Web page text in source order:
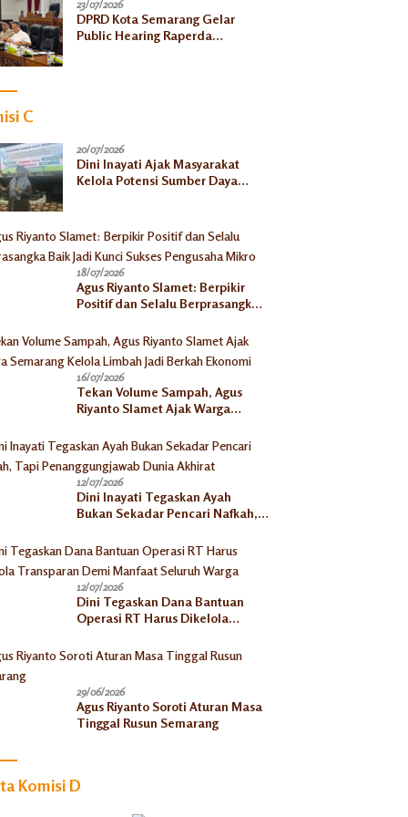
23/07/2026
DPRD Kota Semarang Gelar
Public Hearing Raperda
C
20/07/2026
Dini Inayati Ajak Masyarakat
Kelola Potensi Sumber Daya
18/07/2026
Agus Riyanto Slamet: Berpikir
Positif dan Selalu Berprasangka
Pengusaha Mikro
16/07/2026
Tekan Volume Sampah, Agus
Riyanto Slamet Ajak Warga
Berkah Ekonomi
12/07/2026
Dini Inayati Tegaskan Ayah
Bukan Sekadar Pencari Nafkah,
Akhirat
12/07/2026
Dini Tegaskan Dana Bantuan
Operasi RT Harus Dikelola
Seluruh Warga
29/06/2026
Agus Riyanto Soroti Aturan Masa
Tinggal Rusun Semarang
Komisi D